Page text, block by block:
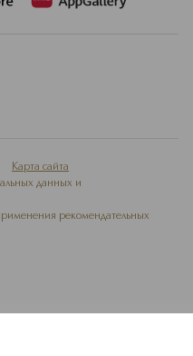
Карта сайта
данных и
рекомендательных